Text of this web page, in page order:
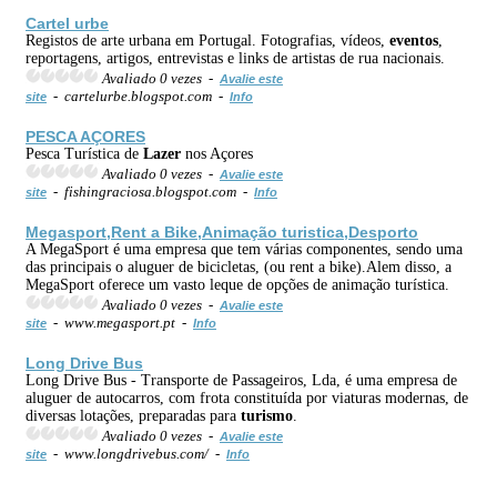
Cartel urbe
Registos de arte urbana em Portugal. Fotografias, vídeos, eventos
reportagens, artigos, entrevistas e links de artistas de rua nacionais.
Avaliado 0 vezes - Avalie este
site - cartelurbe.blogspot.com - Info
PESCA AÇORES
Pesca Turística de Lazer nos Açores
Avaliado 0 vezes - Avalie este
site - fishingraciosa.blogspot.com - Info
Megasport,Rent a Bike,Animação turistica,Desporto
A MegaSport é uma empresa que tem várias componentes, sendo uma
das principais o aluguer de bicicletas, (ou rent a bike).Alem disso, a
MegaSport oferece um vasto leque de opções de animação turística.
Avaliado 0 vezes - Avalie este
site - www.megasport.pt - Info
Long Drive Bus
Long Drive Bus - Transporte de Passageiros, Lda, é uma empresa de
aluguer de autocarros, com frota constituída por viaturas modernas, de
diversas lotações, preparadas para turismo
Avaliado 0 vezes - Avalie este
site - www.longdrivebus.com/ - Info